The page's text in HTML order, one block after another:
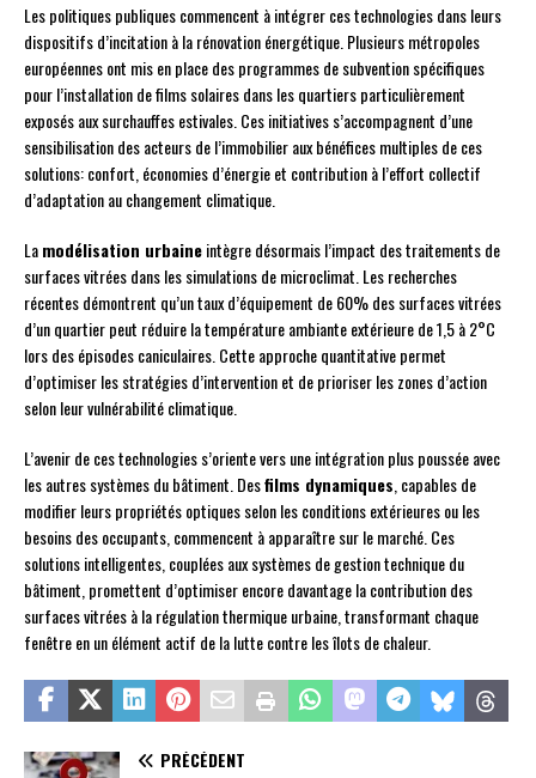
Les politiques publiques commencent à intégrer ces technologies dans leurs
dispositifs d’incitation à la rénovation énergétique. Plusieurs métropoles
européennes ont mis en place des programmes de subvention spécifiques
pour l’installation de films solaires dans les quartiers particulièrement
exposés aux surchauffes estivales. Ces initiatives s’accompagnent d’une
sensibilisation des acteurs de l’immobilier aux bénéfices multiples de ces
solutions: confort, économies d’énergie et contribution à l’effort collectif
d’adaptation au changement climatique.
Lamodélisation urbaineintègre désormais l’impact des traitements de
surfaces vitrées dans les simulations de microclimat. Les recherches
récentes démontrent qu’un taux d’équipement de 60% des surfaces vitrées
d’un quartier peut réduire la température ambiante extérieure de 1,5 à 2°C
lors des épisodes caniculaires. Cette approche quantitative permet
d’optimiser les stratégies d’intervention et de prioriser les zones d’action
selon leur vulnérabilité climatique.
L’avenir de ces technologies s’oriente vers une intégration plus poussée avec
les autres systèmes du bâtiment. Desfilms dynamiques , capables de
modifier leurs propriétés optiques selon les conditions extérieures ou les
besoins des occupants, commencent à apparaître sur le marché. Ces
solutions intelligentes, couplées aux systèmes de gestion technique du
bâtiment, promettent d’optimiser encore davantage la contribution des
surfaces vitrées à la régulation thermique urbaine, transformant chaque
fenêtre en un élément actif de la lutte contre les îlots de chaleur.
PRÉCÉDENT